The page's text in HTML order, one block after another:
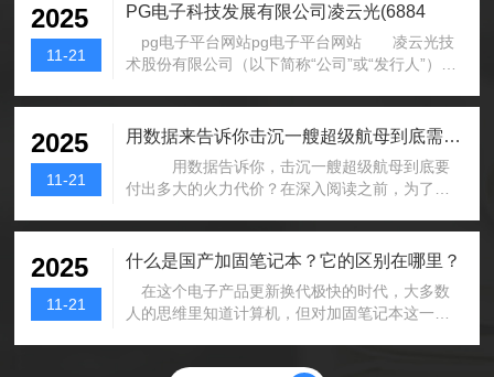
2025
11-21
PG电子科技发展有限公司凌云光(6884
pg电子平台网站pg电子平台网站 凌云光技
术股份有限公司（以下简称“公司”或“发行人”）是
2025
11-21
用数据来告诉你击沉一艘超级航母到底需要付
用数据告诉你，击沉一艘超级航母到底要
付出多大的火力代价？在深入阅读之前，为了方
2025
11-21
什么是国产加固笔记本？它的区别在哪里？
在这个电子产品更新换代极快的时代，大多数
人的思维里知道计算机，但对加固笔记本这一词